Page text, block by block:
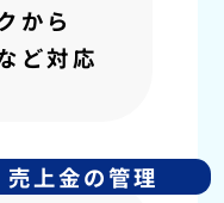
から
ど対応
売上金の管理